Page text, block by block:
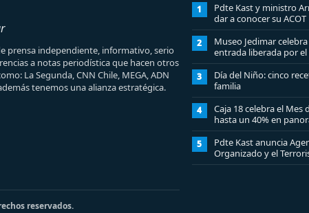
prensa independiente, informativo, serio
a notas periodística que hacen otros
La Segunda, CNN Chile, MEGA, ADN
tenemos una alianza estratégica.
1
Pdte Kast y ministro
dar a conocer su ACOT
2
Museo Jedimar
entrada liberada por el
3
Día del Niño: cinco
familia
4
Caja 18 celebra el
hasta un 40% en
5
Pdte Kast anuncia
Organizado y el
reservados.